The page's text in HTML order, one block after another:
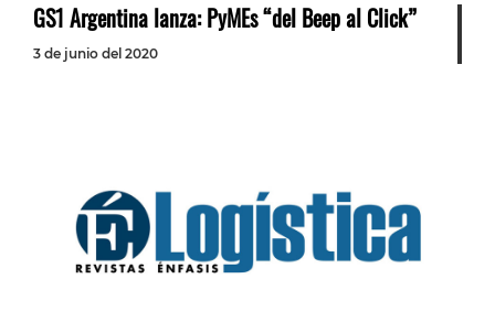
GS1 Argentina lanza: PyMEs “del Beep al Click”
3 de junio del 2020